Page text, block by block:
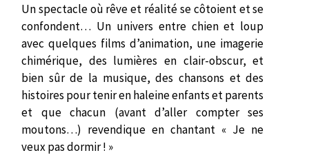
Un spectacle où rêve et réalité se côtoient et se
confondent… Un univers entre chien et loup
avec quelques films d’animation, une imagerie
chimérique, des lumières en clair-obscur, et
bien sûr de la musique, des chansons et des
histoires pour tenir en haleine enfants et parents
et que chacun (avant d’aller compter ses
moutons…) revendique en chantant « Je ne
veux pas dormir ! »